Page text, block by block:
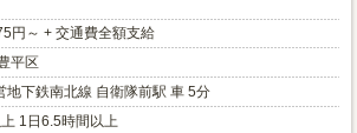
円～ + 交通費全額支給
平区
地下鉄南北線 自衛隊前駅 車 5分
1日6.5時間以上